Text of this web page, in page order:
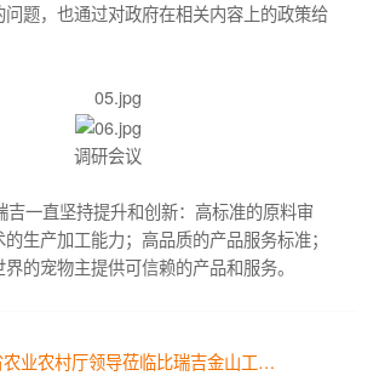
问题，也通过对政府在相关内容上的政策给
调研会议
吉一直坚持提升和创新：高标准的原料审
生产加工能力；高品质的产品服务标准；
的宠物主提供可信赖的产品和服务。
业农村厅领导莅临比瑞吉金山工…